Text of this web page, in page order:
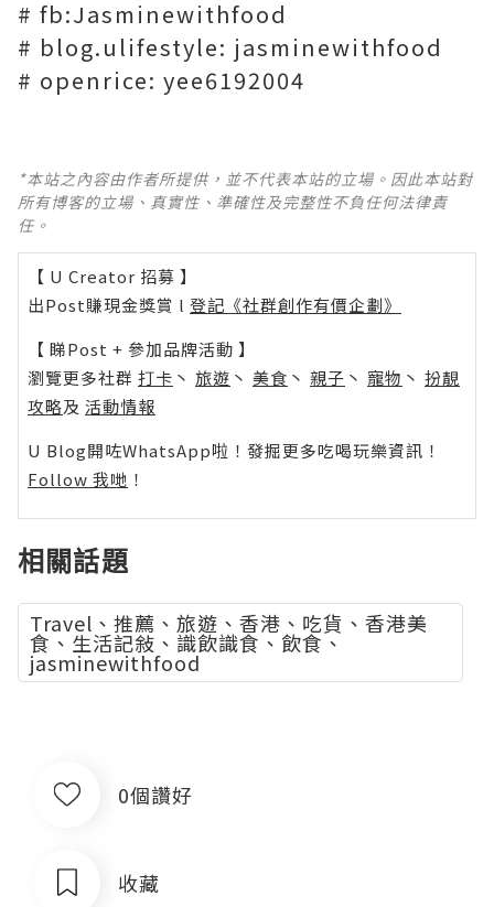
# fb:Jasminewithfood
# blog.ulifestyle: jasminewithfood
# openrice: yee6192004
*本站之內容由作者所提供，並不代表本站的立場。因此本站對
所有博客的立場、真實性、準確性及完整性不負任何法律責
任。
【 U Creator 招募 】
出Post賺現金獎賞 l 登記《社群創作有價企劃》
【 睇Post + 參加品牌活動 】
瀏覽更多社群 打卡 丶 旅遊 丶 美食 丶 親子 丶 寵物 丶 扮靚
攻略及 活動情報
U Blog開咗WhatsApp啦！發掘更多吃喝玩樂資訊！
Follow 我哋 ！
相關話題
Travel、推薦、旅遊、香港、吃貨、香港美
食、生活記敍、識飲識食、飲食、
jasminewithfood
0個讚好
收藏